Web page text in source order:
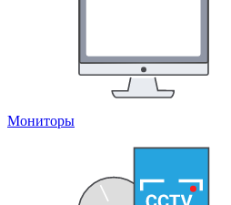
Мониторы